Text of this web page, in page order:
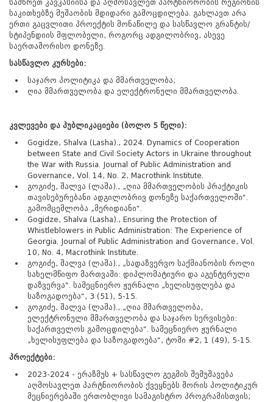
სამხრეთ კავკასიისა და აღმოსავლეთ პარტნიორობის რეგიონის
საკითხებზე მუშაობის მდიდარი გამოცდილება. გახლავთ არა
ერთი გაცვლითი პროექტის მონაწილე და სასწავლო გრანტის/
სტიპენდიის მფლობელი, როგორც ადგილობრივ, ასევე
საერთაშორისო დონეზე.
სასწავლო კურსები:
საჯარო პოლიტიკა და მმართველობა;
ღია მმართველობა და ელექტრონული მმართველობა.
კვლევები და პუბლიკაციები (ბოლო 5 წელი):
Gogidze, Shalva (Lasha)., 2024. Dynamics of Cooperation
between State and Civil Society Actors in Ukraine throughout
the War with Russia. Journal of Public Administration and
Governance, Vol. 14, No. 2, Macrothink Institute.
გოგიძე, შალვა (ლაშა)., „ღია მმართველობის პრაქტიკის
თავისებურებანი ადგილობრივ დონეზე საქართველოში“.
გამომცემლობა „მერიდიანი“.
Gogidze, Shalva (Lasha)., Ensuring the Protection of
Whistleblowers in Public Administration: The Experience of
Georgia. Journal of Public Administration and Governance, Vol.
10, No. 4, Macrothink Institute.
გოგიძე, შალვა (ლაშა)., „სადაზვერვო საქმიანობის როლი
სახელმწიფო მართვაში: დიპლომატიური და აგენტურული
დაზვერვა“. სამეცნიერო ჟურნალი „ხელისუფლება და
საზოგადოება“, 3 (51), 5-15.
გოგიძე, შალვა (ლაშა)., „ღია მმართველობა,
ელექტრონული მმართველობა და საჯარო სერვისები:
საქართველოს გამოცდილება“. სამეცნიერო ჟურნალი
„ხელისუფლება და საზოგადოება“, ტომი #2, 1 (49), 5-15.
პროექტები:
2023-2024 - ერაზმუს + სასწავლო გეგმის შემუშავება
აღმოსავლეთ პარტნიორობის ქვეყნებს შორის პოლიტიკურ
მეცნიერებაში ერთობლივი სამაგისტრო პროგრამისთვის;